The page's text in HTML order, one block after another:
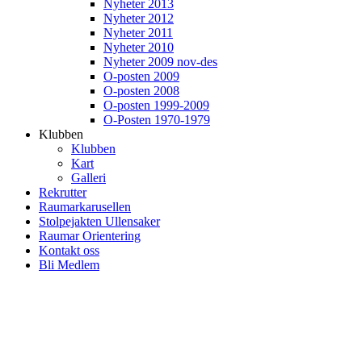
Nyheter 2013
Nyheter 2012
Nyheter 2011
Nyheter 2010
Nyheter 2009 nov-des
O-posten 2009
O-posten 2008
O-posten 1999-2009
O-Posten 1970-1979
Klubben
Klubben
Kart
Galleri
Rekrutter
Raumarkarusellen
Stolpejakten Ullensaker
Raumar Orientering
Kontakt oss
Bli Medlem